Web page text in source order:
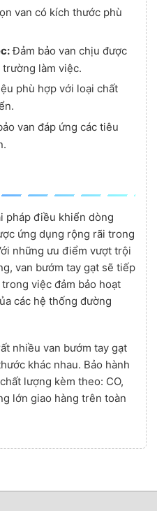
van có kích thước phù
Đảm bảo van chịu được
làm việc.
phù hợp với loại chất
van đáp ứng các tiêu
pháp điều khiển dòng
ứng dụng rộng rãi trong
những ưu điểm vượt trội
van bướm tay gạt sẽ tiếp
việc đảm bảo hoạt
các hệ thống đường
nhiều van bướm tay gạt
khác nhau. Bảo hành
lượng kèm theo: CO,
lớn giao hàng trên toàn